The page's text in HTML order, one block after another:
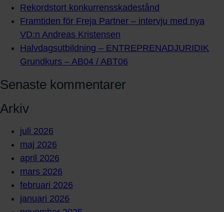
Rekordstort konkurrensskadestånd
Framtiden för Freja Partner – intervju med nya
VD:n Andreas Kristensen
Halvdagsutbildning – ENTREPRENADJURIDIK
Grundkurs – AB04 / ABT06
Senaste kommentarer
Arkiv
juli 2026
maj 2026
april 2026
mars 2026
februari 2026
januari 2026